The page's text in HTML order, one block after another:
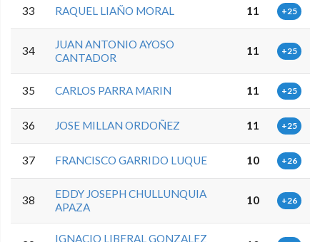
33 RAQUEL LIAÑO MORAL 11 +25
34
JUAN ANTONIO AYOSO
CANTADOR
11 +25
35 CARLOS PARRA MARIN 11 +25
36 JOSE MILLAN ORDOÑEZ 11 +25
37 FRANCISCO GARRIDO LUQUE 10 +26
38
EDDY JOSEPH CHULLUNQUIA
APAZA
10 +26
IGNACIO LIBERAL GONZALEZ